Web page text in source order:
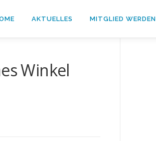
AKTUELLES MITGLIED WERDEN
Winkel